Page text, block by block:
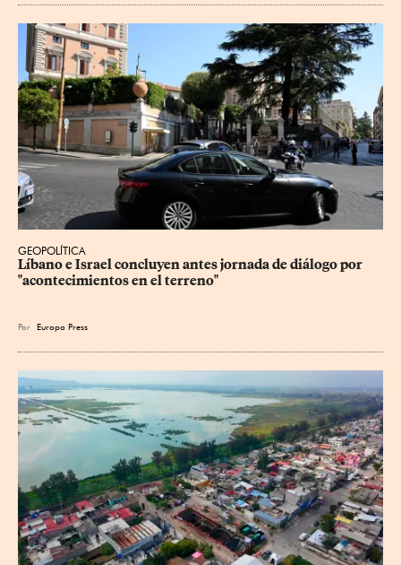
GEOPOLÍTICA
Líbano e Israel concluyen antes jornada de diálogo por
"acontecimientos en el terreno"
Por Europa Press